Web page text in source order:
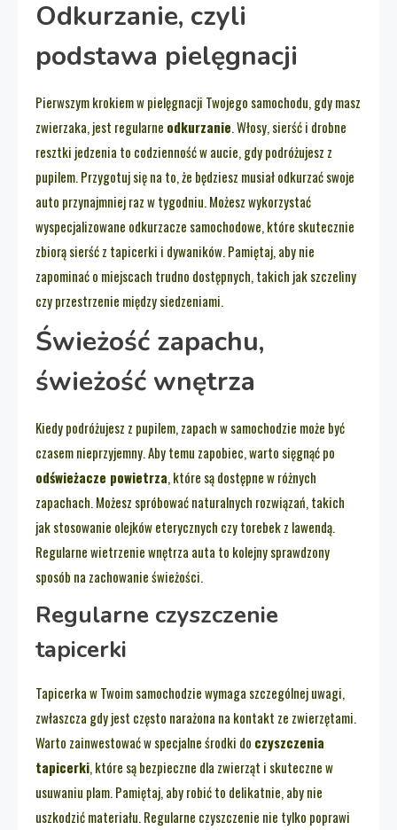
Odkurzanie, czyli
podstawa pielęgnacji
Pierwszym krokiem w pielęgnacji Twojego samochodu, gdy masz
zwierzaka, jest regularne odkurzanie. Włosy, sierść i drobne
resztki jedzenia to codzienność w aucie, gdy podróżujesz z
pupilem. Przygotuj się na to, że będziesz musiał odkurzać swoje
auto przynajmniej raz w tygodniu. Możesz wykorzystać
wyspecjalizowane odkurzacze samochodowe, które skutecznie
zbiorą sierść z tapicerki i dywaników. Pamiętaj, aby nie
zapominać o miejscach trudno dostępnych, takich jak szczeliny
czy przestrzenie między siedzeniami.
Świeżość zapachu,
świeżość wnętrza
Kiedy podróżujesz z pupilem, zapach w samochodzie może być
czasem nieprzyjemny. Aby temu zapobiec, warto sięgnąć po
odświeżacze powietrza, które są dostępne w różnych
zapachach. Możesz spróbować naturalnych rozwiązań, takich
jak stosowanie olejków eterycznych czy torebek z lawendą.
Regularne wietrzenie wnętrza auta to kolejny sprawdzony
sposób na zachowanie świeżości.
Regularne czyszczenie
tapicerki
Tapicerka w Twoim samochodzie wymaga szczególnej uwagi,
zwłaszcza gdy jest często narażona na kontakt ze zwierzętami.
Warto zainwestować w specjalne środki do czyszczenia
tapicerki, które są bezpieczne dla zwierząt i skuteczne w
usuwaniu plam. Pamiętaj, aby robić to delikatnie, aby nie
uszkodzić materiału. Regularne czyszczenie nie tylko poprawi